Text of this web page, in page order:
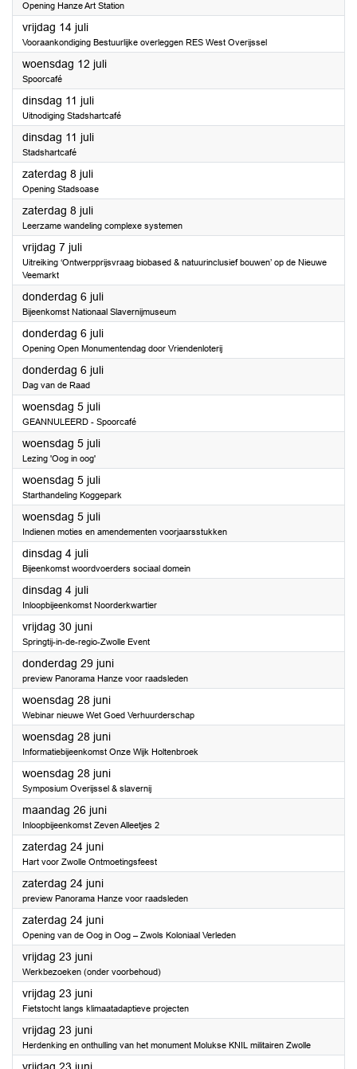
Opening Hanze Art Station
vrijdag 14 juli2023
Vooraankondiging Bestuurlijke overleggen RES West Overijssel
woensdag 12 juli2023
Spoorcafé
dinsdag 11 juli2023
Uitnodiging Stadshartcafé
dinsdag 11 juli2023
Stadshartcafé
zaterdag 8 juli2023
Opening Stadsoase
zaterdag 8 juli2023
Leerzame wandeling complexe systemen
vrijdag 7 juli2023
Uitreiking ‘Ontwerpprijsvraag biobased & natuurinclusief bouwen’ op de Nieuwe
Veemarkt
donderdag 6 juli2023
Bijeenkomst Nationaal Slavernijmuseum
donderdag 6 juli2023
Opening Open Monumentendag door Vriendenloterij
donderdag 6 juli2023
Dag van de Raad
woensdag 5 juli2023
GEANNULEERD - Spoorcafé
woensdag 5 juli2023
Lezing 'Oog in oog'
woensdag 5 juli2023
Starthandeling Koggepark
woensdag 5 juli2023
Indienen moties en amendementen voorjaarsstukken
dinsdag 4 juli2023
Bijeenkomst woordvoerders sociaal domein
dinsdag 4 juli2023
Inloopbijeenkomst Noorderkwartier
vrijdag 30 juni2023
Springtij-in-de-regio-Zwolle Event
donderdag 29 juni2023
preview Panorama Hanze voor raadsleden
woensdag 28 juni2023
Webinar nieuwe Wet Goed Verhuurderschap
woensdag 28 juni2023
Informatiebijeenkomst Onze Wijk Holtenbroek
woensdag 28 juni2023
Symposium Overijssel & slavernij
maandag 26 juni2023
Inloopbijeenkomst Zeven Alleetjes 2
zaterdag 24 juni2023
Hart voor Zwolle Ontmoetingsfeest
zaterdag 24 juni2023
preview Panorama Hanze voor raadsleden
zaterdag 24 juni2023
Opening van de Oog in Oog – Zwols Koloniaal Verleden
vrijdag 23 juni2023
Werkbezoeken (onder voorbehoud)
vrijdag 23 juni2023
Fietstocht langs klimaatadaptieve projecten
vrijdag 23 juni2023
Herdenking en onthulling van het monument Molukse KNIL militairen Zwolle
2023